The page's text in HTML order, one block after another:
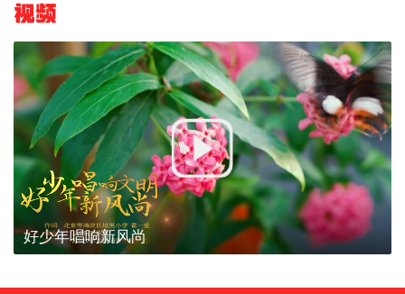
视频
好少年唱响新风尚